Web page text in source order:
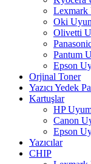
Lexmark
Oki
Olivetti
Pantum
Epson
Orjinal Toner
Yazıcı Yedek
Kartuşlar
HP
Canon
Epson
Yazıcılar
CHIP